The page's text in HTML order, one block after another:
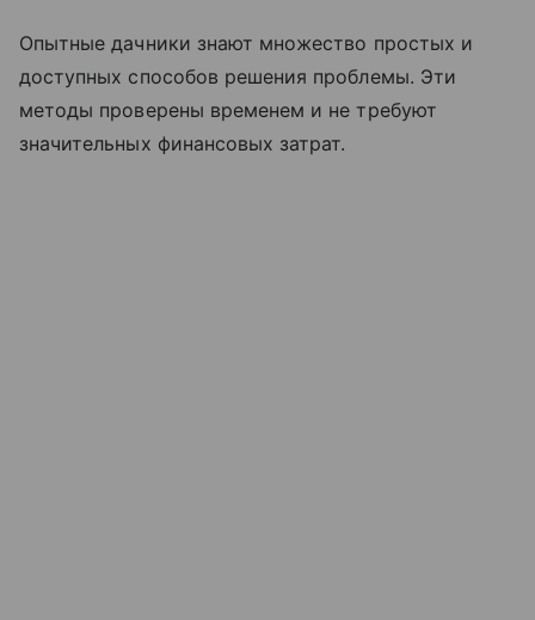
Опытные дачники знают множество простых и
доступных способов решения проблемы. Эти
методы проверены временем и не требуют
значительных финансовых затрат.